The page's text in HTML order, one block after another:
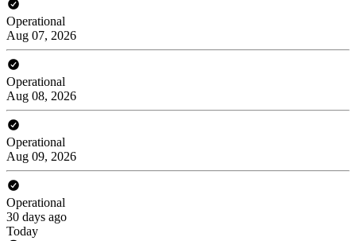
Operational
Aug 07, 2026
Operational
Aug 08, 2026
Operational
Aug 09, 2026
Operational
30 days ago
Today